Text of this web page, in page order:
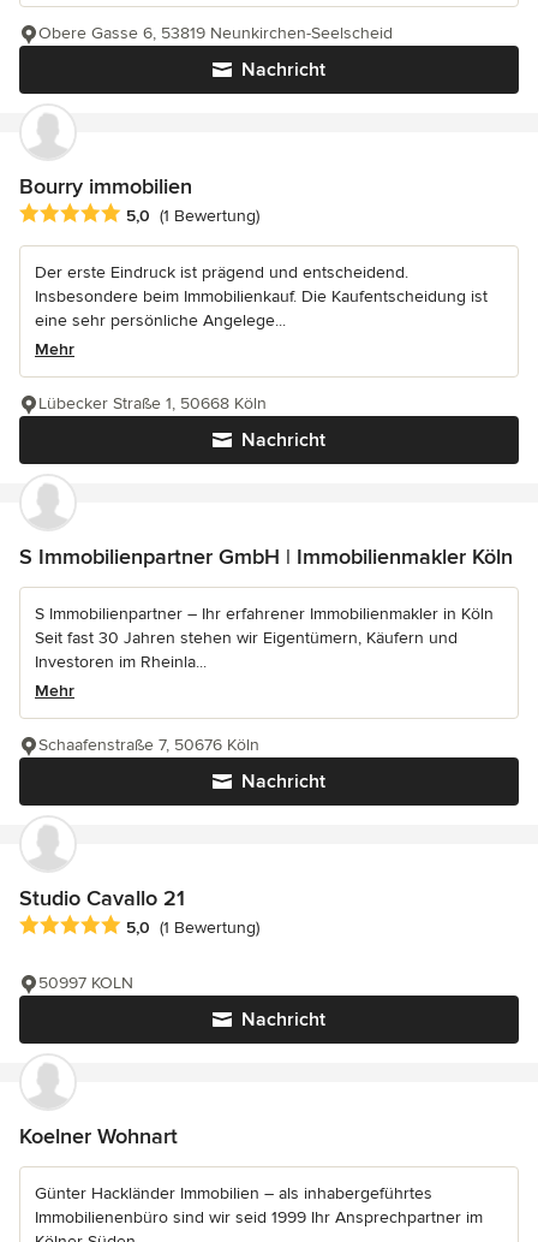
Nachricht
Obere Gasse 6, 53819 Neunkirchen-Seelscheid
Bourry immobilien
Durchschnittliche Bewertung: 5 von 5 Sternen
5,0 (1 Bewertung)
Der erste Eindruck ist prägend und entscheidend.
Insbesondere beim Immobilienkauf. Die Kaufentscheidung ist
eine sehr persönliche Angelege...
Mehr
Nachricht
Lübecker Straße 1, 50668 Köln
S Immobilienpartner GmbH | Immobilienmakler Köln
S Immobilienpartner – Ihr erfahrener Immobilienmakler in Köln
Seit fast 30 Jahren stehen wir Eigentümern, Käufern und
Investoren im Rheinla...
Mehr
Nachricht
Schaafenstraße 7, 50676 Köln
Studio Cavallo 21
Durchschnittliche Bewertung: 5 von 5 Sternen
5,0 (1 Bewertung)
Nachricht
50997 KOLN
Koelner Wohnart
Günter Hackländer Immobilien – als inhabergeführtes
Immobilienenbüro sind wir seid 1999 Ihr Ansprechpartner im